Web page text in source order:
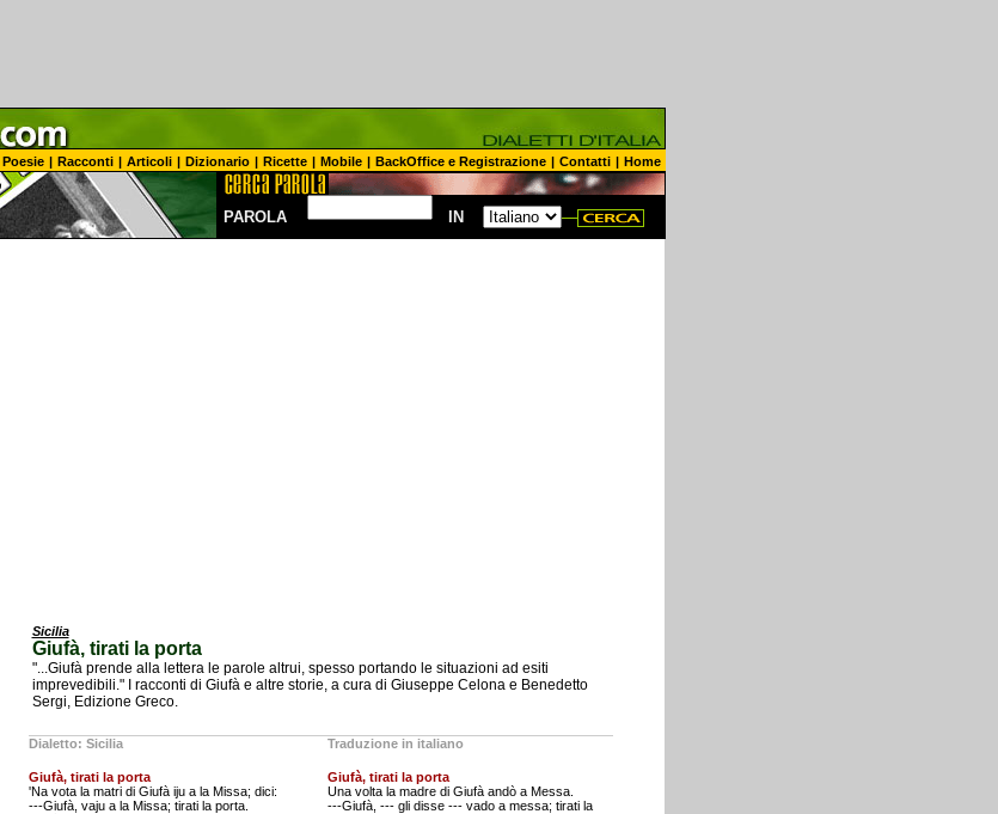
Poesie | Racconti | Articoli | Dizionario | Ricette | Mobile | BackOffice e Registrazione | Contatti | Home
PAROLA IN
Sicilia
Giufà, tirati la porta
"...Giufà prende alla lettera le parole altrui, spesso portando le situazioni ad esiti
imprevedibili." I racconti di Giufà e altre storie, a cura di Giuseppe Celona e Benedetto
Sergi, Edizione Greco.
Dialetto: Sicilia
Giufà, tirati la porta
'Na vota la matri di Giufà iju a la Missa; dici:
---Giufà, vaju a la Missa; tirati la porta.
Traduzione in italiano
Giufà, tirati la porta
Una volta la madre di Giufà andò a Messa.
---Giufà, --- gli disse --- vado a messa; tirati la